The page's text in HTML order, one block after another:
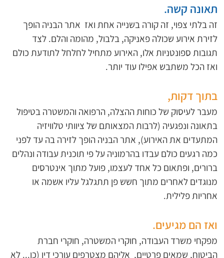
תאונה קשה.
זה בלתי צפוי, זה קורה בשנייה אחת ואז  אתר הבניה הופך
לזירת אירוע שכולה פאניקה, בלבול, מהומה והלם. לצד
תגובות ספונטניות אלו, האירוע מתחיל לחלחל לתודעת כולם
ואז הכל משתבש אפילו עוד יותר.
בתוך דקות,
מעבר לעיסוק של כוחות ההצלה, הרפואה והמשטרה בטיפול
בתאונה ונפגעיה (לרבות המצאותם של ציוותי טלוויזיה
המתעדים את האירוע), אתר הבניה הופך לזירה בה עד לפני
כמה רגעים כולם עבדו בהרמוניה על פי תוכנית עבודה ונהלים
ברורים, ופתאום כל אחד לעצמו, פועל מתוך אינטרסים
מנוגדים לאחרים מתוך חשש פן תתגלגל עליו אשמה או
אחריות פלילית.
ואז הם מגיעים.
מפקחי משרד העבודה, חוקרי המשטרה, חוקרי חברת
הביטוח, שמאים פרטיים,  אליהם מצטרפים עורכי דין (כן... לא